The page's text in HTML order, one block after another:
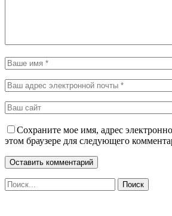
Сохраните мое имя, адрес
этом браузере для следующего